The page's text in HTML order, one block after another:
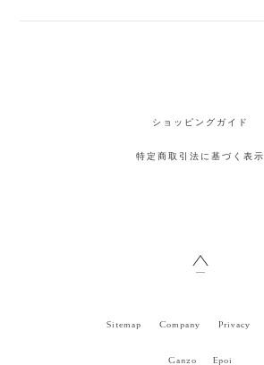
ショッピングガイド
特定商取引法に基づく表示
Sitemap Company Privacy
Ganzo Epoi